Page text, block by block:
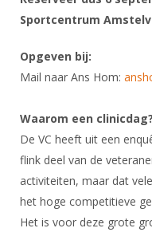
Handleiding
Historie
Bestuur
Ereleden
Vacatures
Bondsbureau
Contact
Medewerkers
Inschrijven
Materiaal
Rolstoelschermen
Wedstrijdkalender
KNAS Keurmerk
SBT
Talentontwikkeling
Internationale
Nieuws
Internationale opleidingen
Leraar
Voor scheidsrechters
Sportcentrum
Opgeven bij:
Mail naar Ans Hom:
Waarom een clinicdag?
De VC heeft uit een
flink deel van de
activiteiten, maar dat
het hoge competitieve
Het is voor deze grote